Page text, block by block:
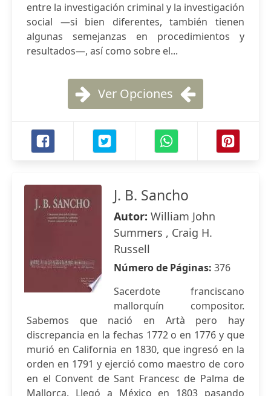
entre la investigación criminal y la investigación
social —si bien diferentes, también tienen
algunas semejanzas en procedimientos y
resultados—, así como sobre el...
Ver Opciones
J. B. Sancho
Autor: William John
Summers , Craig H.
Russell
Número de Páginas: 376
Sacerdote franciscano
mallorquín compositor.
Sabemos que nació en Artà pero hay
discrepancia en la fechas 1772 o en 1776 y que
murió en California en 1830, que ingresó en la
orden en 1791 y ejerció como maestro de coro
en el Convent de Sant Francesc de Palma de
Mallorca. Llegó a México en 1803 pasando